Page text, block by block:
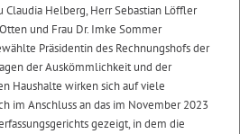
Helberg, Herr Sebastian Löffler
und Frau Dr. Imke Sommer
Präsidentin des Rechnungshofs der
der Auskömmlichkeit und der
Haushalte wirken sich auf viele
im Anschluss an das im November 2023
gezeigt, in dem die